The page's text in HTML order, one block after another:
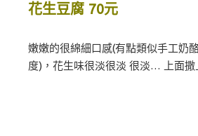
花生豆腐 70元
嫩嫩的很綿細口感(有點類似手工奶
度)，花生味很淡很淡 很淡… 上面